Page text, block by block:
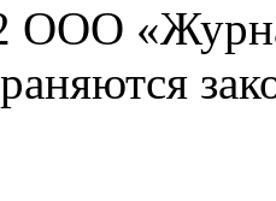
ООО